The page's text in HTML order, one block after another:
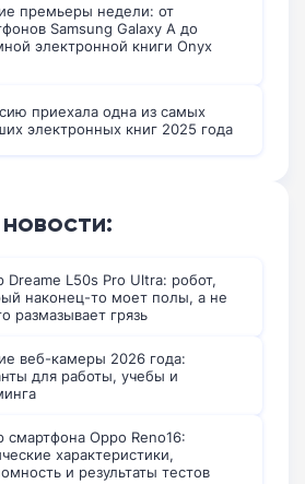
премьеры недели: от
Samsung Galaxy A до
электронной книги Onyx
приехала одна из самых
электронных книг 2025 года
Dreame L50s Pro Ultra: робот,
наконец-то моет полы, а не
размазывает грязь
веб-камеры 2026 года:
для работы, учебы и
смартфона Oppo Reno16:
характеристики,
и результаты тестов